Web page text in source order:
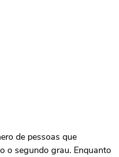
de pessoas que
o segundo grau. Enquanto